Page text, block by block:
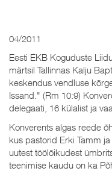
04/2011
Eesti EKB Koguduste
märtsil Tallinnas Kalju
keskendus vendluse
Issand." (Rm 10:9)
delegaati, 16 külalist ja
Konverents algas reede
kus pastorid Erki Tamm
uutest töölõikudest
teenimise kaudu on ka